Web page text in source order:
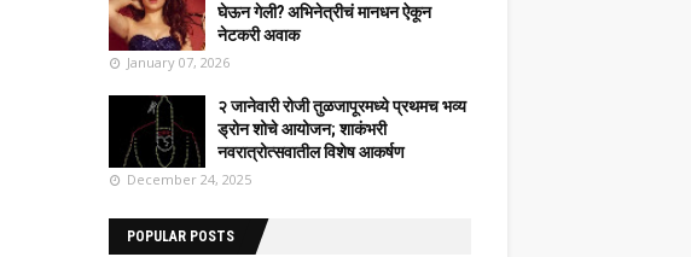
घेऊन गेली? अभिनेत्रीचं मानधन ऐकून
नेटकरी अवाक
January 07, 2026
२ जानेवारी रोजी तुळजापूरमध्ये प्रथमच भव्य
ड्रोन शोचे आयोजन; शाकंभरी
नवरात्रोत्सवातील विशेष आकर्षण
December 24, 2025
POPULAR POSTS